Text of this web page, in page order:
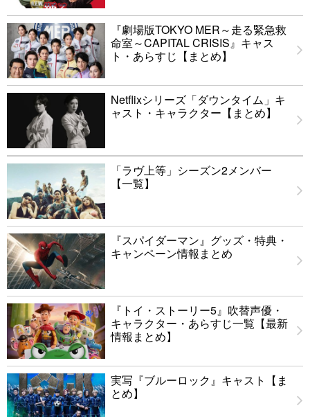
『劇場版TOKYO MER～走る緊急救
命室～CAPITAL CRISIS』キャス
ト・あらすじ【まとめ】
Netflixシリーズ「ダウンタイム」キ
ャスト・キャラクター【まとめ】
「ラヴ上等」シーズン2メンバー
【一覧】
『スパイダーマン』グッズ・特典・
キャンペーン情報まとめ
『トイ・ストーリー5』吹替声優・
キャラクター・あらすじ一覧【最新
情報まとめ】
実写『ブルーロック』キャスト【ま
とめ】